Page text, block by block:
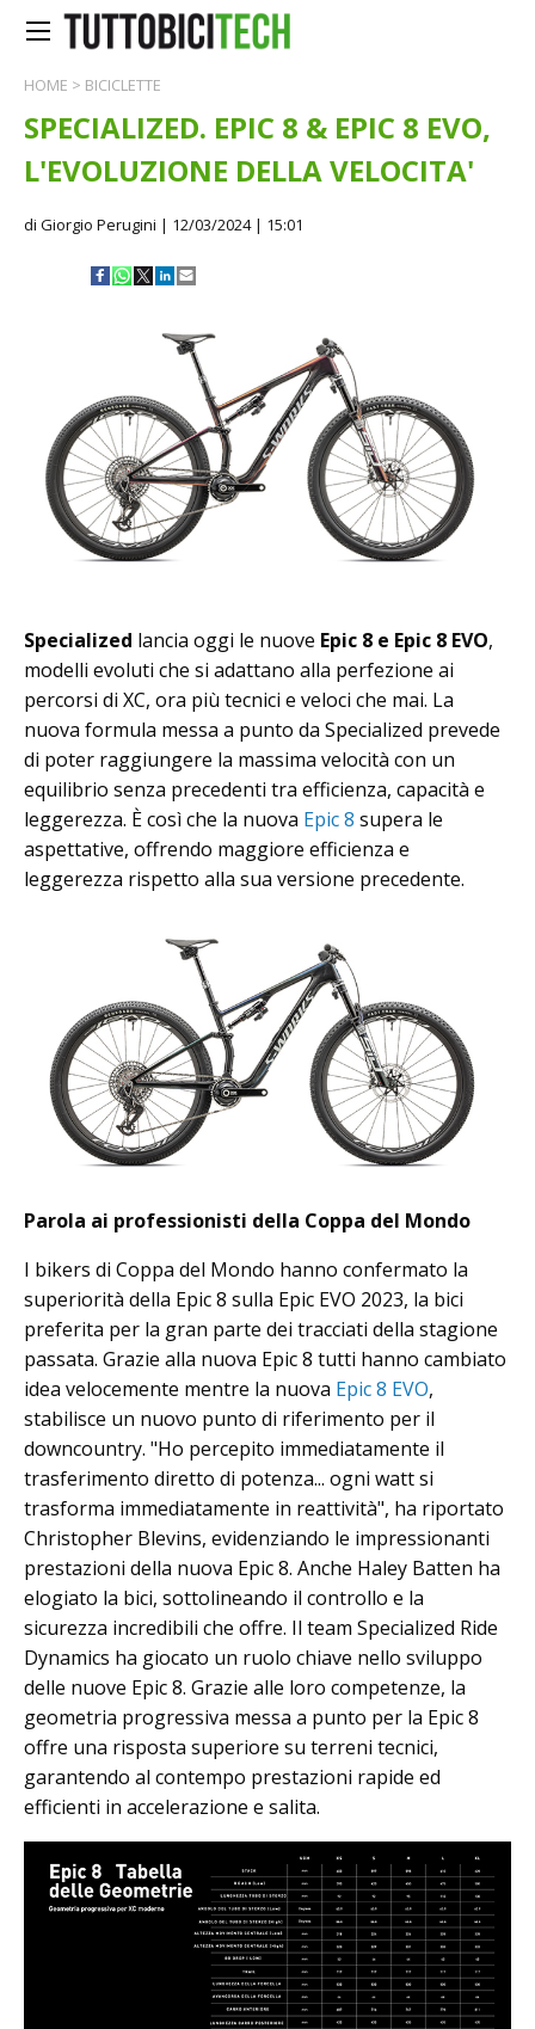
HOME > BICICLETTE
SPECIALIZED. EPIC 8 & EPIC 8 EVO,
L'EVOLUZIONE DELLA VELOCITA'
di Giorgio Perugini | 12/03/2024 | 15:01
Specialized lancia oggi le nuove Epic 8 e Epic 8 EVO,
modelli evoluti che si adattano alla perfezione ai
percorsi di XC, ora più tecnici e veloci che mai. La
nuova formula messa a punto da Specialized prevede
di poter raggiungere la massima velocità con un
equilibrio senza precedenti tra efficienza, capacità e
leggerezza. È così che la nuova Epic 8 supera le
aspettative, offrendo maggiore efficienza e
leggerezza rispetto alla sua versione precedente.
Parola ai professionisti della Coppa del Mondo
I bikers di Coppa del Mondo hanno confermato la
superiorità della Epic 8 sulla Epic EVO 2023, la bici
preferita per la gran parte dei tracciati della stagione
passata. Grazie alla nuova Epic 8 tutti hanno cambiato
idea velocemente mentre la nuova Epic 8 EVO,
stabilisce un nuovo punto di riferimento per il
downcountry. "Ho percepito immediatamente il
trasferimento diretto di potenza... ogni watt si
trasforma immediatamente in reattività", ha riportato
Christopher Blevins, evidenziando le impressionanti
prestazioni della nuova Epic 8. Anche Haley Batten ha
elogiato la bici, sottolineando il controllo e la
sicurezza incredibili che offre. Il team Specialized Ride
Dynamics ha giocato un ruolo chiave nello sviluppo
delle nuove Epic 8. Grazie alle loro competenze, la
geometria progressiva messa a punto per la Epic 8
offre una risposta superiore su terreni tecnici,
garantendo al contempo prestazioni rapide ed
efficienti in accelerazione e salita.